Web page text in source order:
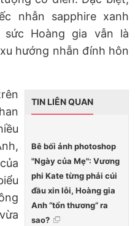
nhẫn sapphire xanh
Hoàng gia vẫn là
hướng nhẫn đính hôn
TIN LIÊN QUAN
Bê bối ảnh photoshop
"Ngày của Mẹ": Vương
phi Kate từng phải cúi
đầu xin lỗi, Hoàng gia
Anh “tổn thương” ra
sao?